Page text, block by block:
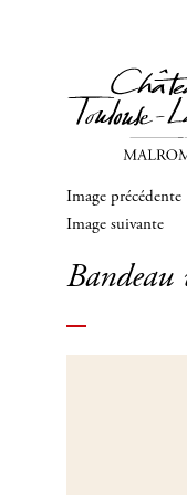
Image précédente
Image suivante
Bandeau